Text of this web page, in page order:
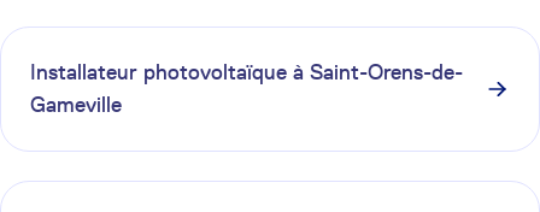
Installateur photovoltaïque à Saint-Orens-de-
Gameville